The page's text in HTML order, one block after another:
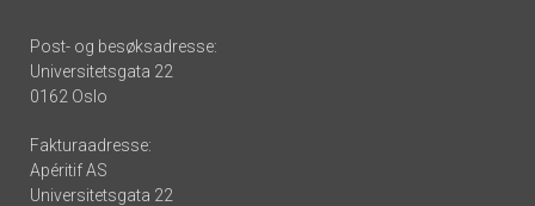
Post- og besøksadresse:
Universitetsgata 22
0162 Oslo
Fakturaadresse:
Apéritif AS
Universitetsgata 22